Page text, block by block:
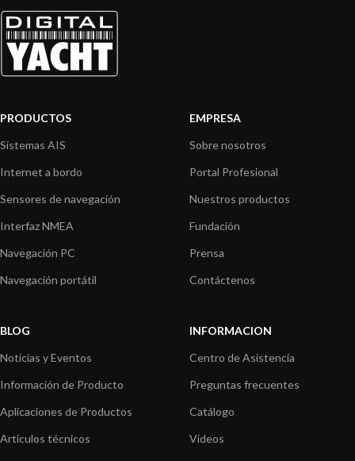
PRODUCTOS
Sistemas AIS
Internet a bordo
Sensores de navegación
Interfaz NMEA
Navegación PC
Navegación portátil
EMPRESA
Sobre nosotros
Portal Profesional
Nuestros productos
Fundación
Prensa
Contáctenos
BLOG
Noticias y Eventos
Información de Producto
Aplicaciones de Productos
Artículos técnicos
INFORMACION
Centro de Asistencia
Preguntas frecuentes
Catálogo
Vídeos